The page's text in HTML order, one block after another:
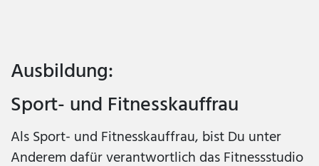
Ausbildung:
Sport- und Fitnesskauffrau
Als Sport- und Fitnesskauffrau, bist Du unter
Anderem dafür verantwortlich das Fitnessstudio